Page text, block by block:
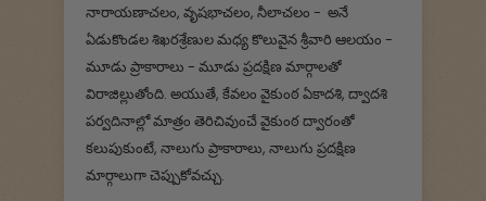
నారాయణాచలం, వృషభాచలం, నీలాచలం - అనే
ఏడుకొండల శిఖరశ్రేణుల మధ్య కొలువైన శ్రీవారి ఆలయం -
మూడు ప్రాకారాలు - మూడు ప్రదక్షిణ మార్గాలతో
విరాజిల్లుతోంది. అయుతే, కేవలం వైకుంఠ ఏకాదశి, ద్వాదశి
పర్వదినాల్లో మాత్రం తెరిచివుంచే వైకుంఠ ద్వారంతో
కలుపుకుంటే, నాలుగు ప్రాకారాలు, నాలుగు ప్రదక్షిణ
మార్గాలుగా చెప్పుకోవచ్చు.